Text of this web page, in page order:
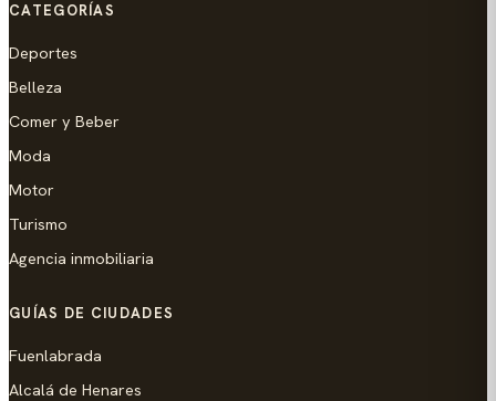
CATEGORÍAS
Deportes
Belleza
Comer y Beber
Moda
Motor
Turismo
Agencia inmobiliaria
GUÍAS DE CIUDADES
Fuenlabrada
Alcalá de Henares